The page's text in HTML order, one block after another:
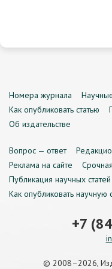
Номера журнала
Как опубликовать статью
Об издательстве
Вопрос — ответ
Реклама на сайте
Публикация научных
Как опубликовать научную
+7
© 2008–2026,